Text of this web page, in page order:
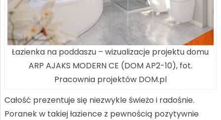
Łazienka na poddaszu – wizualizacje projektu domu
ARP AJAKS MODERN CE (DOM AP2-10), fot.
Pracownia projektów DOM.pl
Całość prezentuje się niezwykle świeżo i radośnie.
Poranek w takiej łazience z pewnością pozytywnie